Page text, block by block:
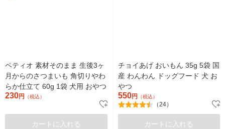
ペティオ 素材そのまま 生後3ヶ
月からのさつまいも 角切りやわ
らか仕立て 60g 1袋 犬用 おやつ
230円 （税込）
カートに入れる
チョイあげ おいもん 35g 5袋 国
産 わんわん ドッグフード 犬 お
やつ
550円 （税込）
（24）
カートに入れる